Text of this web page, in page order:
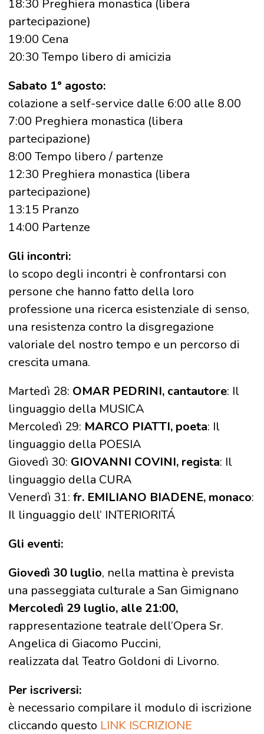
18:30 Preghiera monastica (libera
partecipazione)
19:00 Cena
20:30 Tempo libero di amicizia
Sabato 1° agosto:
colazione a self-service dalle 6:00 alle 8.00
7:00 Preghiera monastica (libera
partecipazione)
8:00 Tempo libero / partenze
12:30 Preghiera monastica (libera
partecipazione)
13:15 Pranzo
14:00 Partenze
Gli incontri:
lo scopo degli incontri è confrontarsi con
persone che hanno fatto della loro
professione una ricerca esistenziale di senso,
una resistenza contro la disgregazione
valoriale del nostro tempo e un percorso di
crescita umana.
Martedì 28: OMAR PEDRINI, cantautore: Il
linguaggio della MUSICA
Mercoledì 29: MARCO PIATTI, poeta: Il
linguaggio della POESIA
Giovedì 30: GIOVANNI COVINI, regista: Il
linguaggio della CURA
Venerdì 31:fr. EMILIANO BIADENE, monaco:
Il linguaggio dell’ INTERIORITÁ
Gli eventi:
Giovedì 30 luglio, nella mattina è prevista
una passeggiata culturale a San Gimignano
Mercoledì 29 luglio, alle 21:00,
rappresentazione teatrale dell’Opera Sr.
Angelica di Giacomo Puccini,
realizzata dal Teatro Goldoni di Livorno.
Per iscriversi:
è necessario compilare il modulo di iscrizione
cliccando questo LINK ISCRIZIONE